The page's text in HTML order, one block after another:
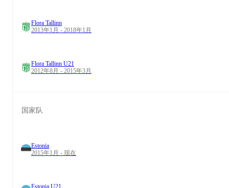
Flora Tallinn
2013年1月 - 2018年1月
Flora Tallinn U21
2012年8月 - 2015年3月
国家队
Estonia
2015年1月 - 现在
Estonia U21